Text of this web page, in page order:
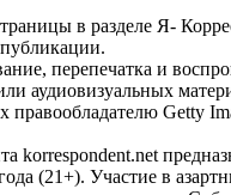
в разделе Я-
публикации.
перепечатка и
аудиовизуальных
Getty
korrespondent.net
(21+). Участие в